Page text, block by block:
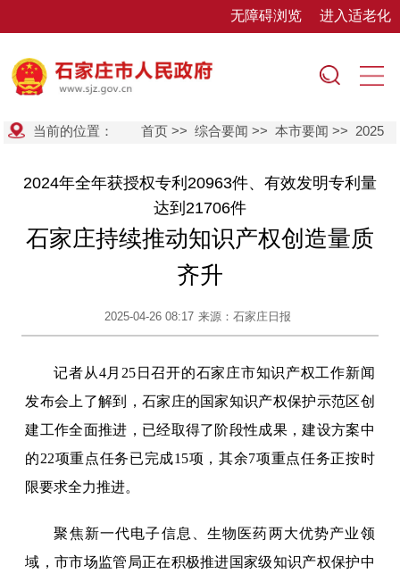
无障碍浏览 进入适老化
当前的位置： 首页 >>综合要闻 >>本市要闻 >> 2025
2024年全年获授权专利20963件、有效发明专利量
达到21706件
石家庄持续推动知识产权创造量质
齐升
2025-04-26 08:17 来源：石家庄日报
记者从4月25日召开的石家庄市知识产权工作新闻
发布会上了解到，石家庄的国家知识产权保护示范区创
建工作全面推进，已经取得了阶段性成果，建设方案中
的22项重点任务已完成15项，其余7项重点任务正按时
限要求全力推进。
聚焦新一代电子信息、生物医药两大优势产业领
域，市市场监管局正在积极推进国家级知识产权保护中